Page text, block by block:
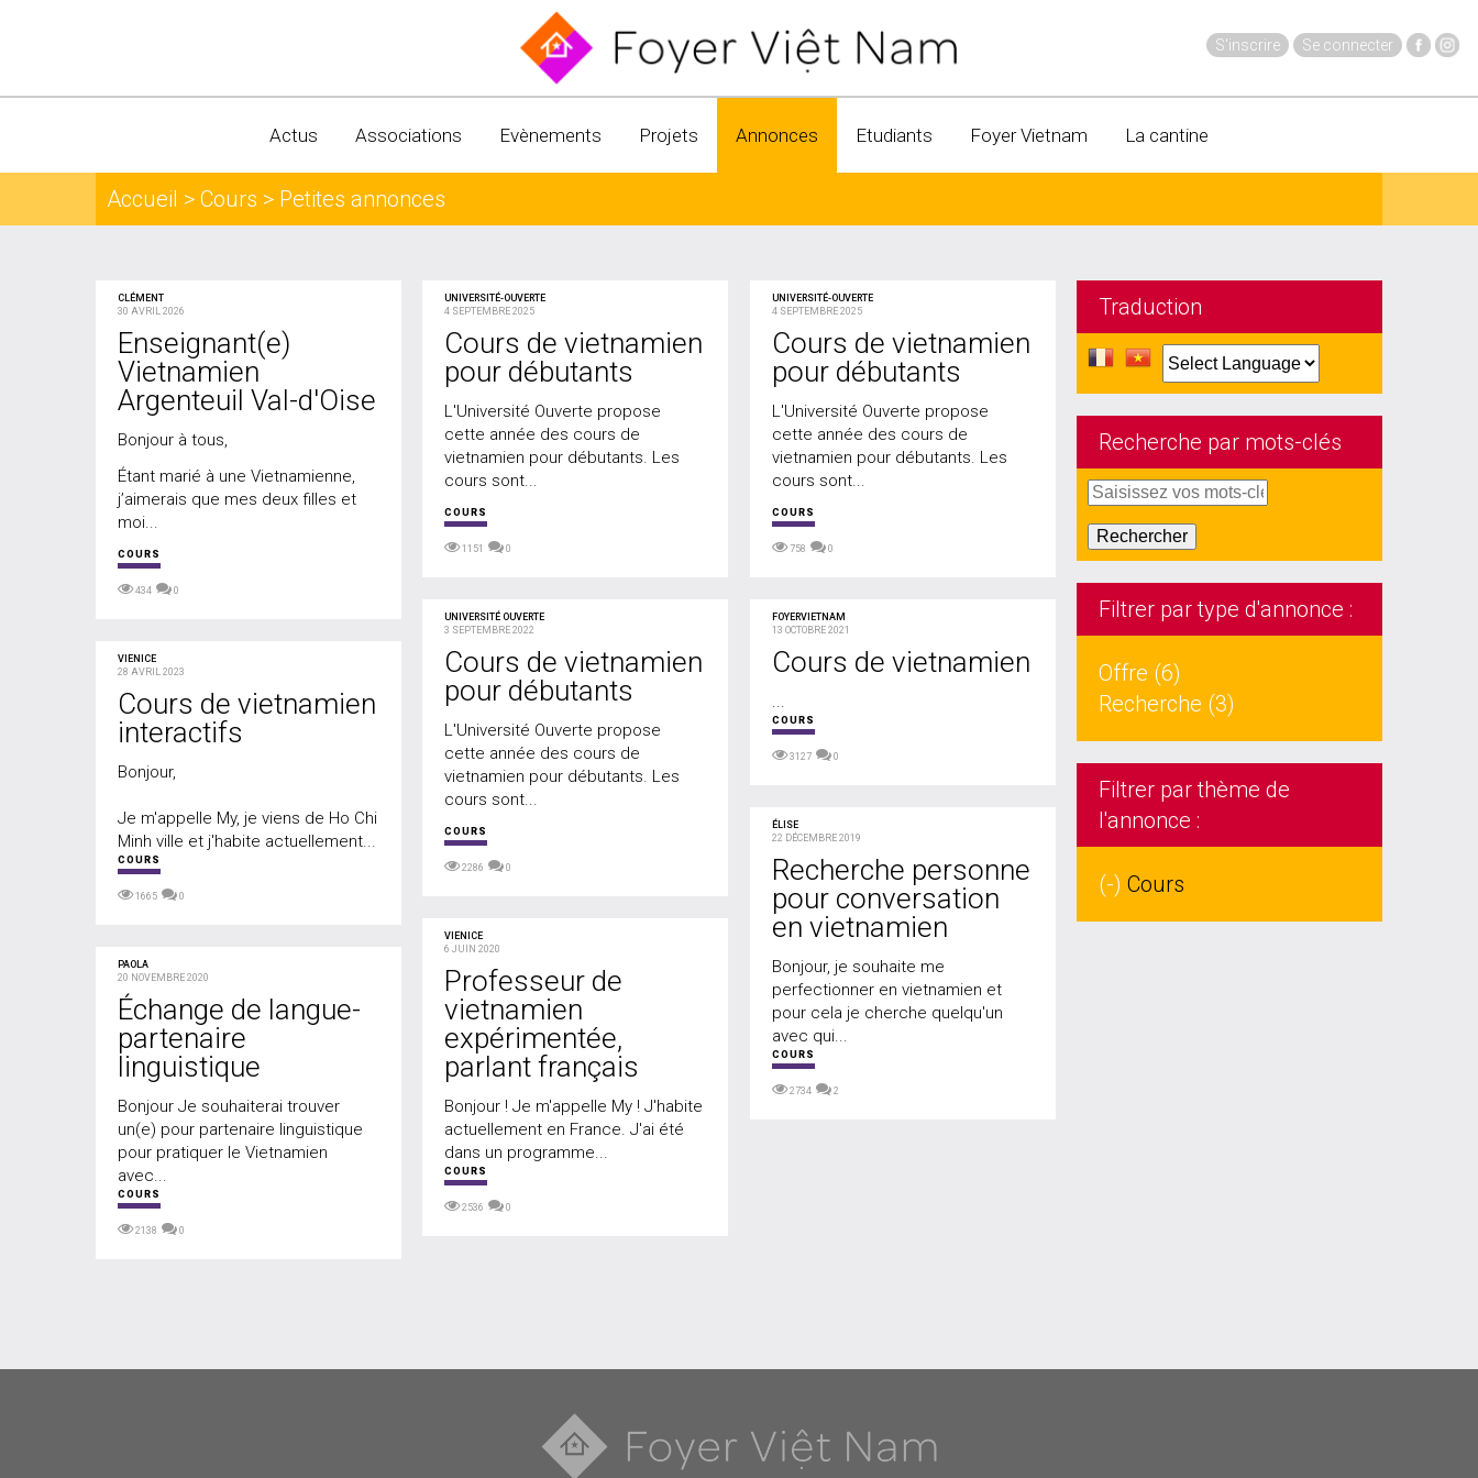
S'inscrire Se connecter
Actus Associations Evènements Projets Annonces Etudiants Foyer Vietnam La cantine
Accueil > Cours > Petites annonces
CLÉMENT
30 AVRIL 2026
Enseignant(e)
Vietnamien
Argenteuil Val-d'Oise
Bonjour à tous,
Étant marié à une Vietnamienne,
j’aimerais que mes deux filles et
moi...
COURS
434 0
VIENICE
28 AVRIL 2023
Cours de vietnamien
interactifs
Bonjour,
Je m'appelle My, je viens de Ho Chi
Minh ville et j'habite actuellement...
COURS
1665 0
PAOLA
20 NOVEMBRE 2020
Échange de langue-
partenaire
linguistique
Bonjour Je souhaiterai trouver
un(e) pour partenaire linguistique
pour pratiquer le Vietnamien
avec...
COURS
2138 0
UNIVERSITÉ-OUVERTE
4 SEPTEMBRE 2025
Cours de vietnamien
pour débutants
L'Université Ouverte propose
cette année des cours de
vietnamien pour débutants. Les
cours sont...
COURS
1151 0
UNIVERSITÉ OUVERTE
3 SEPTEMBRE 2022
Cours de vietnamien
pour débutants
L'Université Ouverte propose
cette année des cours de
vietnamien pour débutants. Les
cours sont...
COURS
2286 0
VIENICE
6 JUIN 2020
Professeur de
vietnamien
expérimentée,
parlant français
Bonjour ! Je m'appelle My ! J'habite
actuellement en France. J'ai été
dans un programme...
COURS
2536 0
UNIVERSITÉ-OUVERTE
4 SEPTEMBRE 2025
Cours de vietnamien
pour débutants
L'Université Ouverte propose
cette année des cours de
vietnamien pour débutants. Les
cours sont...
COURS
758 0
FOYERVIETNAM
13 OCTOBRE 2021
Cours de vietnamien
...
COURS
3127 0
ÉLISE
22 DÉCEMBRE 2019
Recherche personne
pour conversation
en vietnamien
Bonjour, je souhaite me
perfectionner en vietnamien et
pour cela je cherche quelqu'un
avec qui...
COURS
2734 2
Traduction
Recherche par mots-clés
Filtrer par type d'annonce :
Offre (6)
Recherche (3)
Filtrer par thème de
l'annonce :
(-)Cours